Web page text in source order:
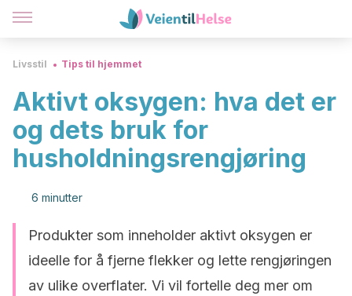
Livsstil Tips til hjemmet
Aktivt oksygen: hva det er
og dets bruk for
husholdningsrengjøring
6 minutter
Produkter som inneholder aktivt oksygen er
ideelle for å fjerne flekker og lette rengjøringen
av ulike overflater. Vi vil fortelle deg mer om